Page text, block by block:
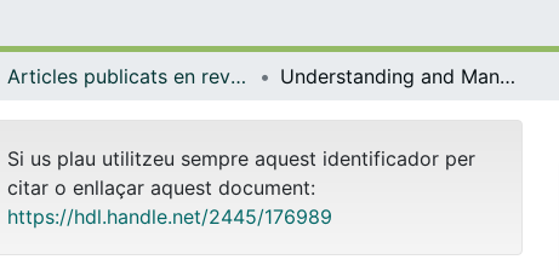
Articles publicats en revistes (Ciències Clíniques) Understanding and Managing Sepsis in Patients With Cancer in the Era of Antimicrobial Resistance
Si us plau utilitzeu sempre aquest identificador per
citar o enllaçar aquest document:
https://hdl.handle.net/2445/176989